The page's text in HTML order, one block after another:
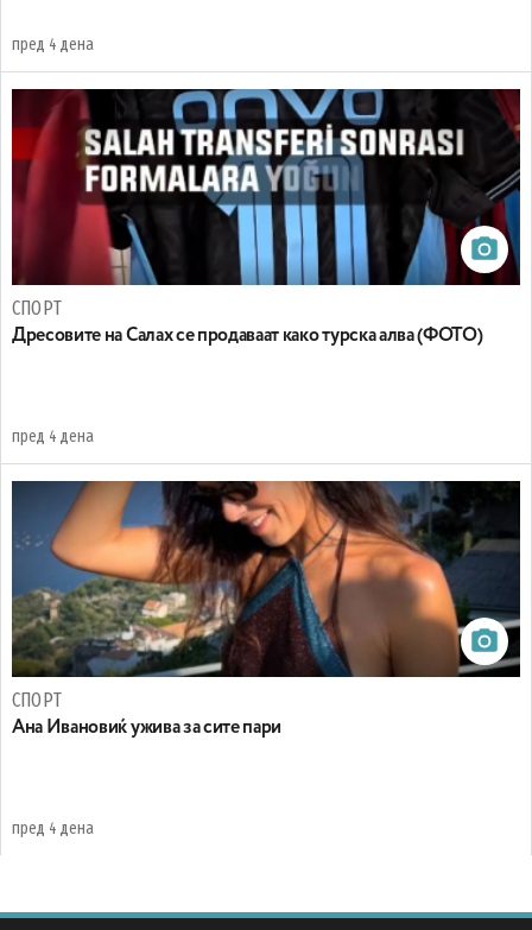
пред 4 дена
СПОРТ
Дресовите на Салах се продаваат како турска алва (ФОТО)
пред 4 дена
СПОРТ
Ана Ивановиќ ужива за сите пари
пред 4 дена